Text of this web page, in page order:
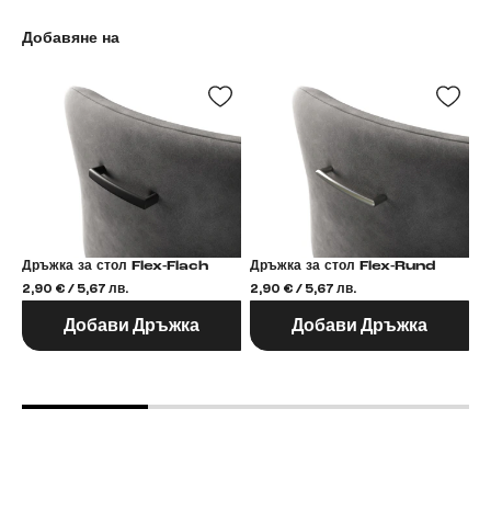
Добавяне на
Дръжка за стол Flex-Flach
2,90 € / 5,67 лв.
Добави Дръжка
Дръжка за стол Flex-Rund
2,90 € / 5,67 лв.
Добави Дръжка